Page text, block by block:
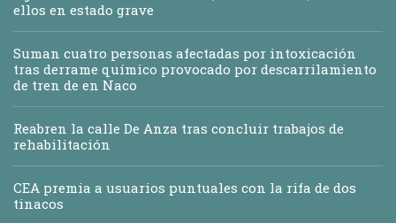
ellos en estado grave
Suman cuatro personas afectadas por intoxicación
tras derrame químico provocado por descarrilamiento
de tren de en Naco
Reabren la calle De Anza tras concluir trabajos de
rehabilitación
CEA premia a usuarios puntuales con la rifa de dos
tinacos